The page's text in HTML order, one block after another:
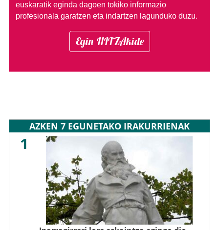
euskaratik eginda dagoen tokiko informazio
profesionala garatzen eta indartzen lagunduko duzu.
Egin HITZAkide
AZKEN 7 EGUNETAKO IRAKURRIENAK
1